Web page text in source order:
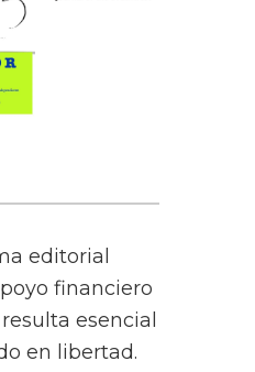
editorial
financiero
esencial
en libertad.